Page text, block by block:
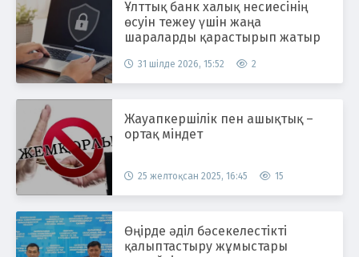
Ұлттық банк халық несиесінің
өсуін тежеу үшін жаңа
шараларды қарастырып жатыр
31 шілде 2026, 15:52 2
Жауапкершілік пен ашықтық –
ортақ міндет
25 желтоқсан 2025, 16:45 15
Өңірде әділ бәсекелестікті
қалыптастыру жұмыстары